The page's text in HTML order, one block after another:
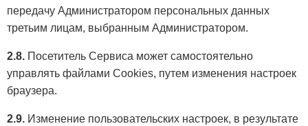
передачу Администратором персональных данных
третьим лицам, выбранным Администратором.
2.8. Посетитель Сервиса может самостоятельно
управлять файлами Cookies, путем изменения настроек
браузера.
2.9. Изменение пользовательских настроек, в результате